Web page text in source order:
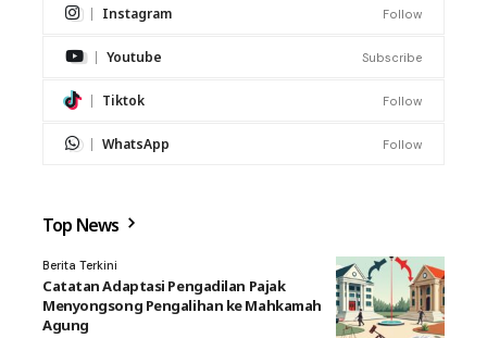
Instagram Follow
Youtube Subscribe
Tiktok Follow
WhatsApp Follow
Top News
Berita Terkini
Catatan Adaptasi Pengadilan Pajak
Menyongsong Pengalihan ke Mahkamah
Agung